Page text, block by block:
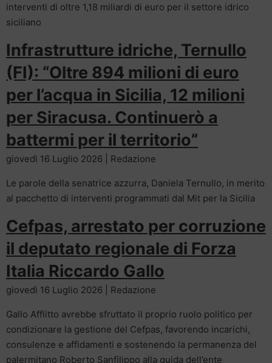
interventi di oltre 1,18 miliardi di euro per il settore idrico
siciliano
Infrastrutture idriche, Ternullo
(FI): “Oltre 894 milioni di euro
per l’acqua in Sicilia, 12 milioni
per Siracusa. Continuerò a
battermi per il territorio”
giovedì 16 Luglio 2026 | Redazione
Le parole della senatrice azzurra, Daniela Ternullo, in merito
al pacchetto di interventi programmati dal Mit per la Sicilia
Cefpas, arrestato per corruzione
il deputato regionale di Forza
Italia Riccardo Gallo
giovedì 16 Luglio 2026 | Redazione
Gallo Afflitto avrebbe sfruttato il proprio ruolo politico per
condizionare la gestione del Cefpas, favorendo incarichi,
consulenze e affidamenti e sostenendo la permanenza del
palermitano Roberto Sanfilippo alla guida dell’ente